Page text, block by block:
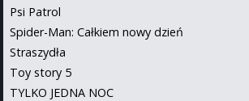
Psi Patrol
Spider-Man: Całkiem nowy dzień
Straszydła
Toy story 5
TYLKO JEDNA NOC